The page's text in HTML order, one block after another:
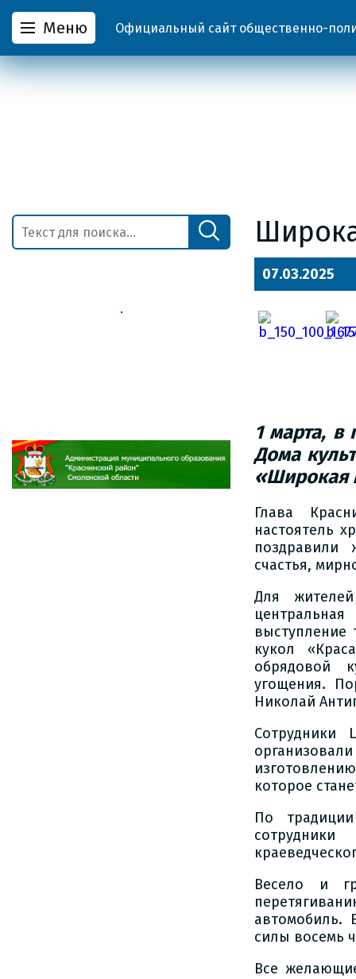
Меню Официальный сайт общественно-
07.03.2025
1 марта,
Дома
«Широкая
Глава
настоятель
поздравили
счастья,
Для
выступление
кукол
обрядовой
угощения.
Николай
Сотрудники
которое
По
Весело и
автомобиль.
силы восемь
Все